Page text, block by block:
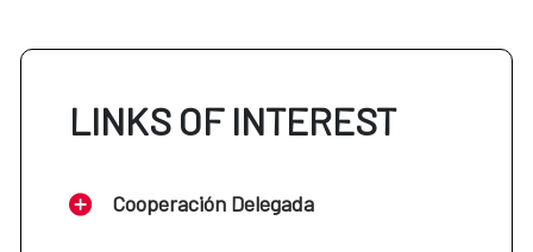
LINKS OF INTEREST
Cooperación Delegada